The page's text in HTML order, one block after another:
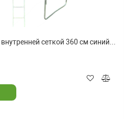
сеткой 360 см синий...